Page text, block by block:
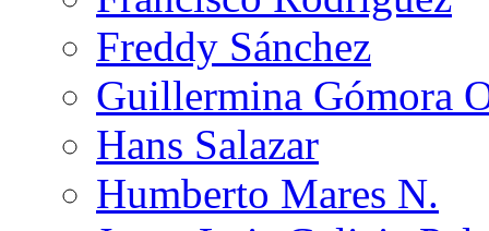
Freddy Sánchez
Guillermina Gómora
Hans Salazar
Humberto Mares N.